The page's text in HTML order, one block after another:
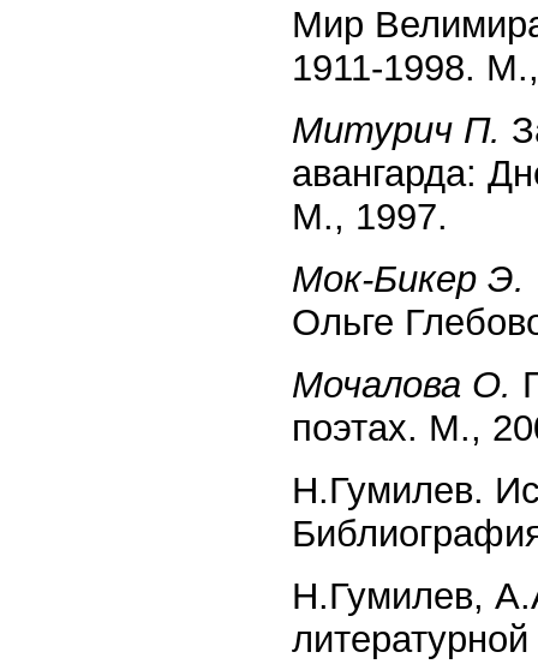
Мир
1911-1998.
Митурич П.
авангарда:
М., 1997.
Мок-Бикер Э.
Ольге
Мочалова О.
поэтах. М.,
Н.Гумилев.
Н.Гумилев,